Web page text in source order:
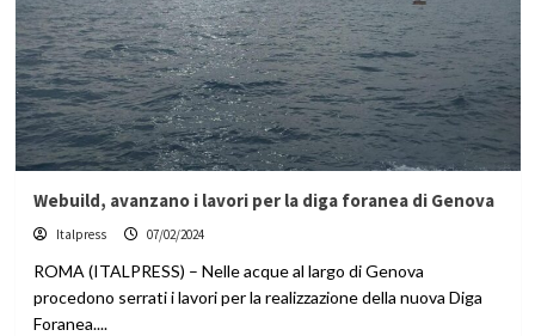
Webuild, avanzano i lavori per la diga foranea di Genova
Italpress 07/02/2024
ROMA (ITALPRESS) – Nelle acque al largo di Genova
procedono serrati i lavori per la realizzazione della nuova Diga
Foranea....